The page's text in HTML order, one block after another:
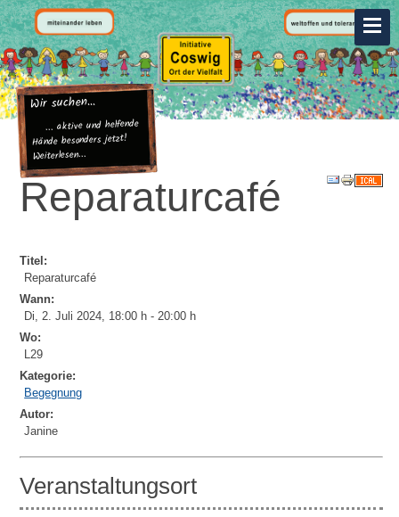
Wir suchen...
... aktive und helfende
Hände besonders jetzt!
Weiterlesen...
Reparaturcafé
Titel:
Reparaturcafé
Wann:
Di, 2. Juli 2024, 18:00 h -20:00 h
Wo:
L29
Kategorie:
Begegnung
Autor:
Janine
Veranstaltungsort